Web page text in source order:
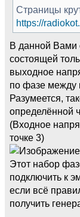
Страницы
https://
В данной Вами
состоящей
выходное
по фазе
Разумеется,
определённой
(Входное
точке 3)
Этот набор
подключить к
если всё
получить